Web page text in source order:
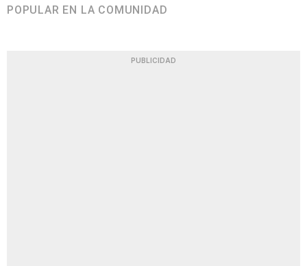
POPULAR EN LA COMUNIDAD
PUBLICIDAD